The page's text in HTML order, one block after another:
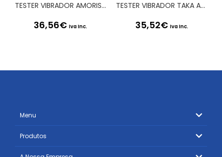
TESTER VIBRADOR AMORIS STIMULATING BEADS RABBIT PRETO VIVE
36,56€ Iva Inc.
TESTER VIBRADOR TAKA AUTO-INFLATABLE AND VIBRATING RABBIT PRETO VIVE
35,52€ Iva Inc.
Menu
Produtos